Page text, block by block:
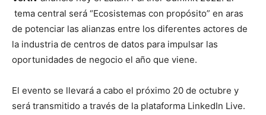
tema central será “Ecosistemas con propósito” en aras
de potenciar las alianzas entre los diferentes actores de
la industria de centros de datos para impulsar las
oportunidades de negocio el año que viene.
El evento se llevará a cabo el próximo 20 de octubre y
será transmitido a través de la plataforma LinkedIn Live.